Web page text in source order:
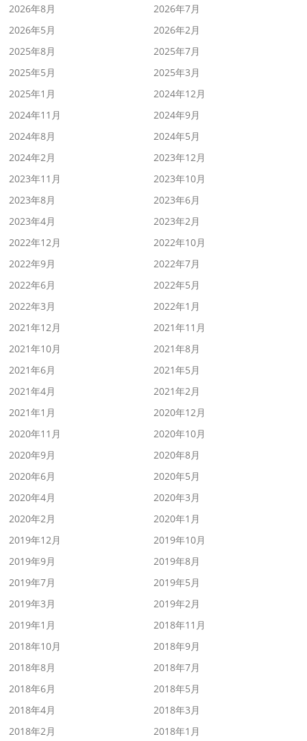
2026年8月
2026年7月
2026年5月
2026年2月
2025年8月
2025年7月
2025年5月
2025年3月
2025年1月
2024年12月
2024年11月
2024年9月
2024年8月
2024年5月
2024年2月
2023年12月
2023年11月
2023年10月
2023年8月
2023年6月
2023年4月
2023年2月
2022年12月
2022年10月
2022年9月
2022年7月
2022年6月
2022年5月
2022年3月
2022年1月
2021年12月
2021年11月
2021年10月
2021年8月
2021年6月
2021年5月
2021年4月
2021年2月
2021年1月
2020年12月
2020年11月
2020年10月
2020年9月
2020年8月
2020年6月
2020年5月
2020年4月
2020年3月
2020年2月
2020年1月
2019年12月
2019年10月
2019年9月
2019年8月
2019年7月
2019年5月
2019年3月
2019年2月
2019年1月
2018年11月
2018年10月
2018年9月
2018年8月
2018年7月
2018年6月
2018年5月
2018年4月
2018年3月
2018年2月
2018年1月